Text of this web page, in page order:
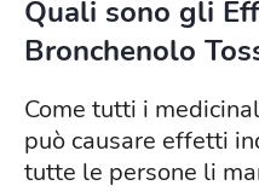
Quali sono gli
Bronchenolo
Come tutti i
può causare effetti
tutte le persone li